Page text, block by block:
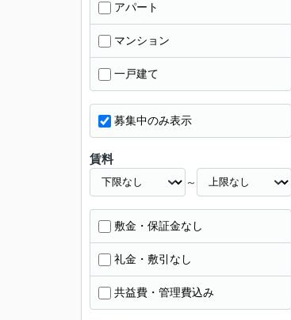
アパート
マンション
一戸建て
募集中のみ表示
賃料
～
敷金・保証金なし
礼金・敷引なし
共益費・管理費込み